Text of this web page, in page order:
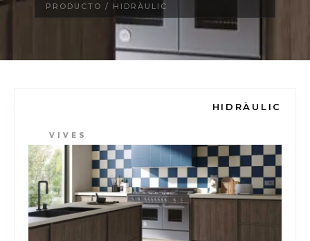
PRODUCTO / HIDRÀULIC
HIDRÀULIC
VIVES